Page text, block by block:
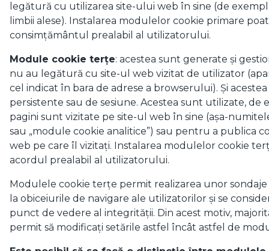
legătură cu utilizarea site-ului web în sine (de
limbii alese). Instalarea modulelor cookie primare
consimțământul prealabil al utilizatorului.
Module cookie terțe: acestea sunt generate și
nu au legătură cu site-ul web vizitat de utilizator
cel indicat în bara de adrese a browserului). Și
persistente sau de sesiune. Acestea sunt utilizate,
pagini sunt vizitate pe site-ul web în sine (așa-
sau „module cookie analitice”) sau pentru a publica
web pe care îl vizitați. Instalarea modulelor cookie
acordul prealabil al utilizatorului.
Modulele cookie terțe permit realizarea unor
la obiceiurile de navigare ale utilizatorilor și se
punct de vedere al integrității. Din acest motiv,
permit să modificați setările astfel încât astfel de